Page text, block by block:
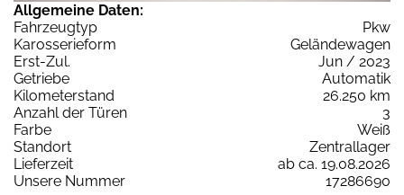
Allgemeine Daten:
Fahrzeugtyp
Pkw
Karosserieform
Geländewagen
Erst-Zul.
Jun / 2023
Getriebe
Automatik
Kilometerstand
26.250 km
Anzahl der Türen
3
Farbe
Weiß
Standort
Zentrallager
Lieferzeit
ab ca. 19.08.2026
Unsere Nummer
17286690